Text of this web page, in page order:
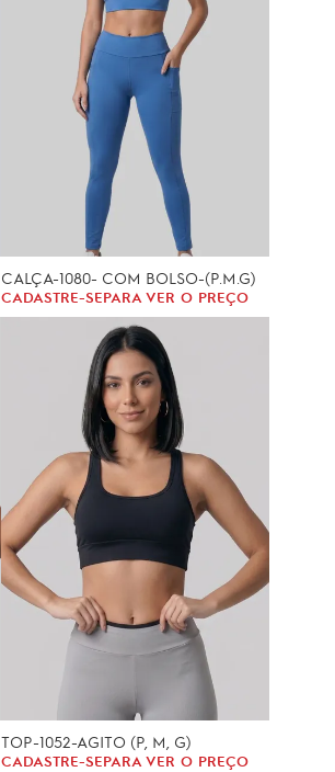
CALÇA-1080- COM BOLSO-(P.M.G)
CADASTRE-SEPARA VER O PREÇO
TOP-1052-AGITO (P, M, G)
CADASTRE-SEPARA VER O PREÇO